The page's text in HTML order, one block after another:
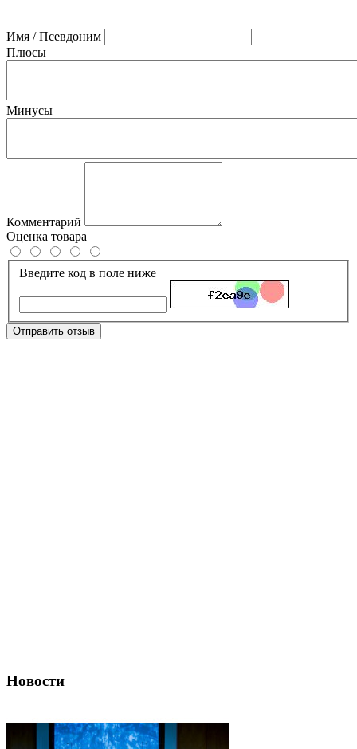
Имя / Псевдоним
Плюсы
Минусы
Комментарий
Оценка товара
Введите код в поле ниже
Отправить отзыв
Новости